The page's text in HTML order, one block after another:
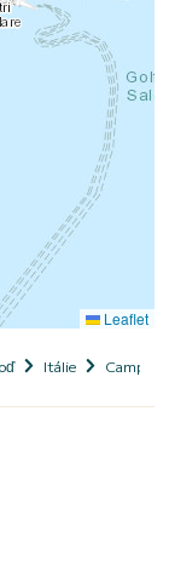
Leaflet
Itálie